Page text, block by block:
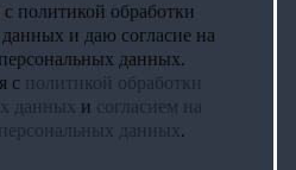
политикой обработки
и даю согласие на
данных.
с политикой обработки
данных и согласием на
данных.